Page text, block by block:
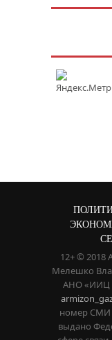
12+ © 2018
Мелешко
АНО «ИИЦ
номер СМИ
выдано